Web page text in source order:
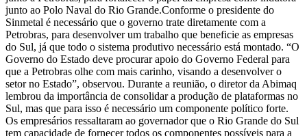
junto ao Polo Naval do Rio Grande.Conforme o presidente do
Sinmetal é necessário que o governo trate diretamente com a
Petrobras, para desenvolver um trabalho que beneficie as empresas
do Sul, já que todo o sistema produtivo necessário está montado. “O
Governo do Estado deve procurar apoio do Governo Federal para
que a Petrobras olhe com mais carinho, visando a desenvolver o
setor no Estado”, observou. Durante a reunião, o diretor da Abimaq
lembrou da importância de consolidar a produção de plataformas no
Sul, mas que para isso é necessário um componente político forte.
Os empresários ressaltaram ao governador que o Rio Grande do Sul
tem capacidade de fornecer todos os componentes possíveis para a